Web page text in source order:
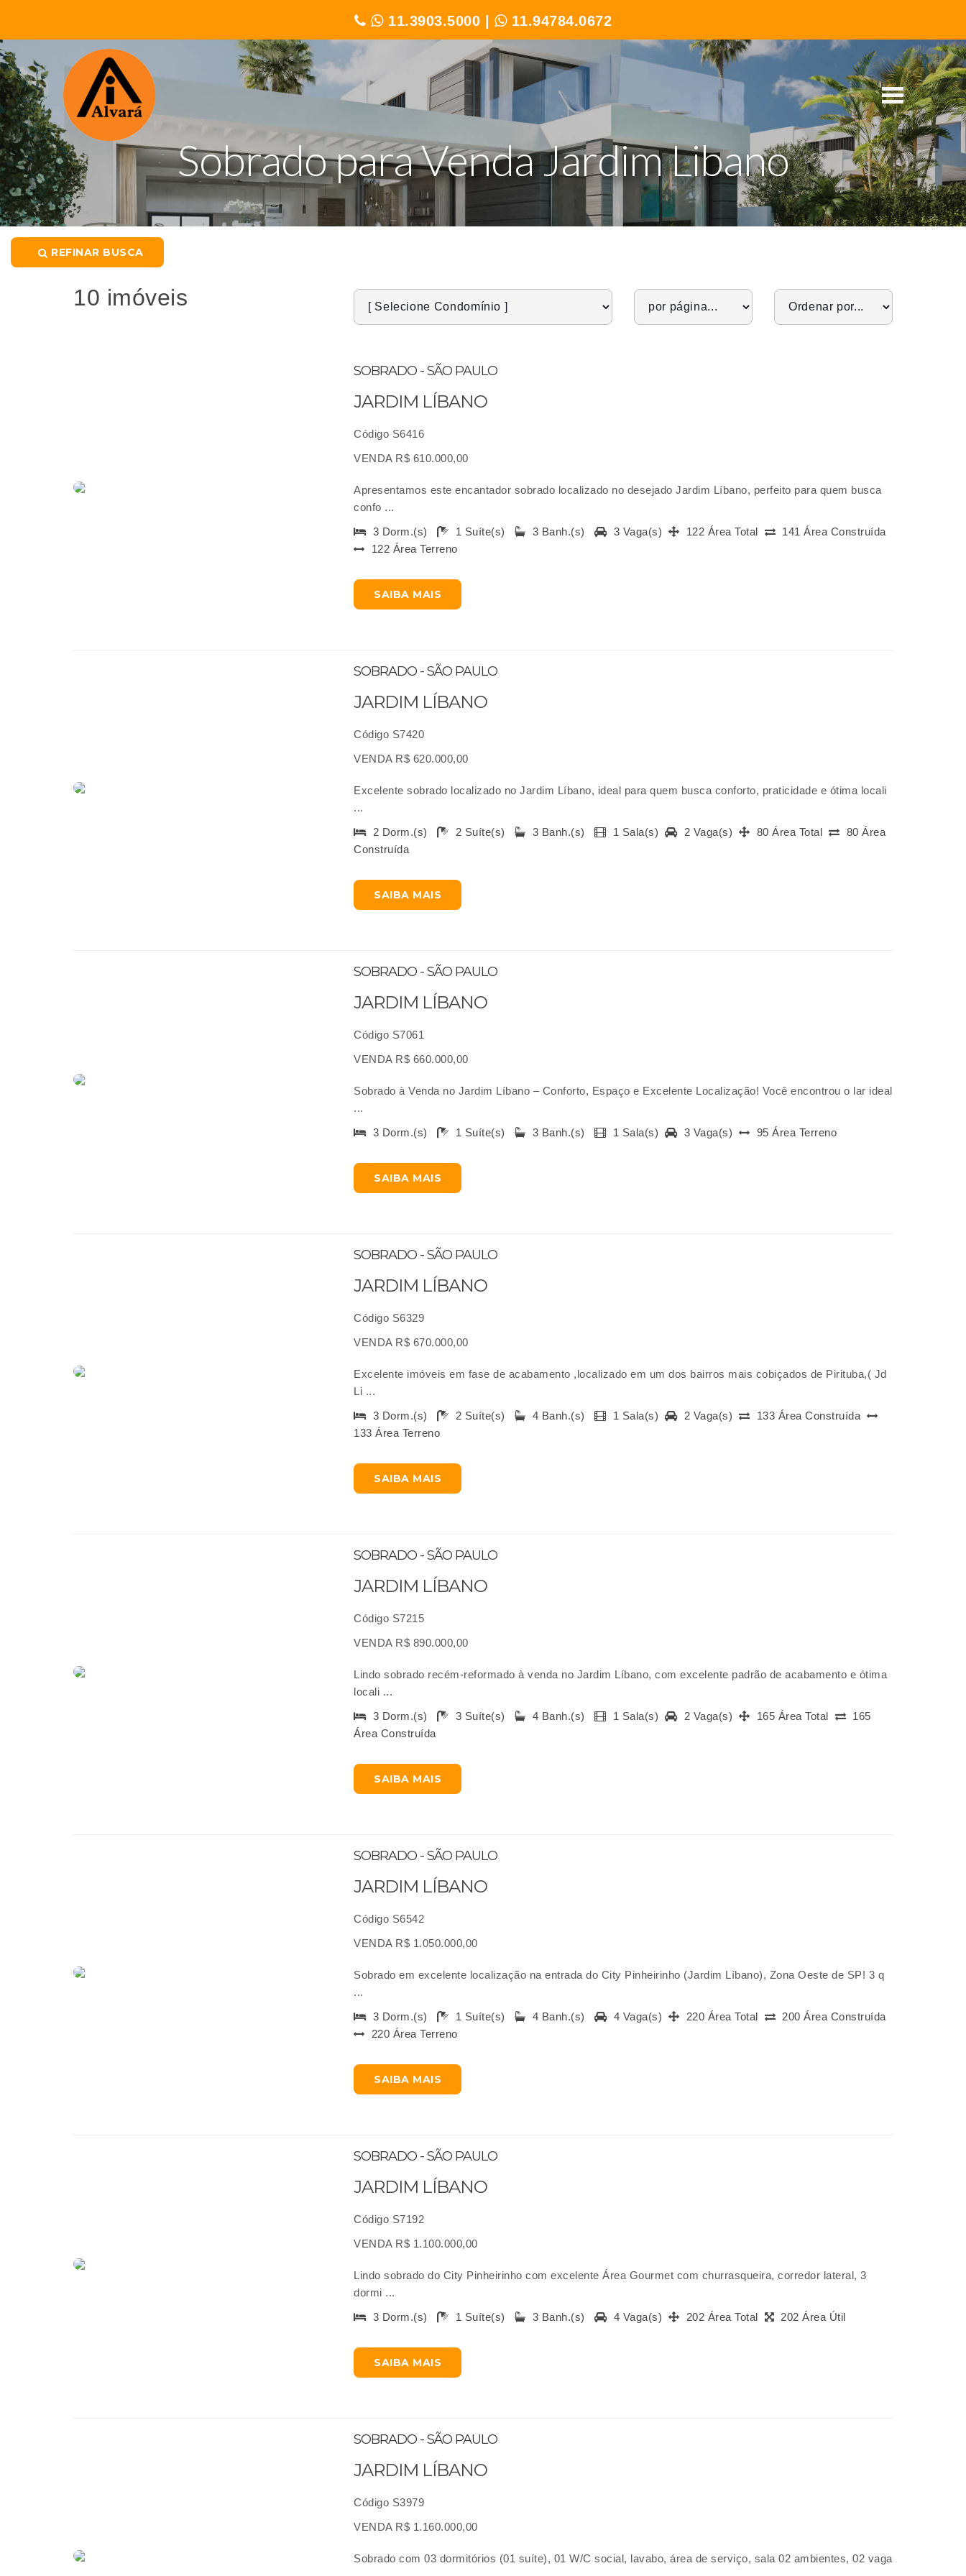
11.3903.5000 11.94784.0672
Sobrado para Venda Jardim Libano
REFINAR BUSCA
10 imóveis
SOBRADO - SÃO PAULO
JARDIM LÍBANO
Código S6416
VENDA R$ 610.000,00
Apresentamos este encantador sobrado localizado no desejado Jardim Líbano, perfeito para quem busca
confo ...
3 Dorm.(s)
1 Suíte(s) 3 Banh.(s) 3 Vaga(s) 122 Área Total
141 Área Construída
122 Área Terreno
SAIBA MAIS
SOBRADO - SÃO PAULO
JARDIM LÍBANO
Código S7420
VENDA R$ 620.000,00
Excelente sobrado localizado no Jardim Líbano, ideal para quem busca conforto, praticidade e ótima locali
...
2 Dorm.(s)
2 Suíte(s) 3 Banh.(s) 1 Sala(s) 2 Vaga(s) 80 Área Total
80 Área
Construída
SAIBA MAIS
SOBRADO - SÃO PAULO
JARDIM LÍBANO
Código S7061
VENDA R$ 660.000,00
Sobrado à Venda no Jardim Líbano – Conforto, Espaço e Excelente Localização! Você encontrou o lar ideal
...
3 Dorm.(s)
1 Suíte(s) 3 Banh.(s) 1 Sala(s) 3 Vaga(s) 95 Área Terreno
SAIBA MAIS
SOBRADO - SÃO PAULO
JARDIM LÍBANO
Código S6329
VENDA R$ 670.000,00
Excelente imóveis em fase de acabamento ,localizado em um dos bairros mais cobiçados de Pirituba,( Jd
Li ...
3 Dorm.(s)
2 Suíte(s) 4 Banh.(s) 1 Sala(s) 2 Vaga(s)
133 Área Construída
133 Área Terreno
SAIBA MAIS
SOBRADO - SÃO PAULO
JARDIM LÍBANO
Código S7215
VENDA R$ 890.000,00
Lindo sobrado recém-reformado à venda no Jardim Líbano, com excelente padrão de acabamento e ótima
locali ...
3 Dorm.(s)
3 Suíte(s) 4 Banh.(s) 1 Sala(s) 2 Vaga(s) 165 Área Total
165
Área Construída
SAIBA MAIS
SOBRADO - SÃO PAULO
JARDIM LÍBANO
Código S6542
VENDA R$ 1.050.000,00
Sobrado em excelente localização na entrada do City Pinheirinho (Jardim Líbano), Zona Oeste de SP! 3 q
...
3 Dorm.(s)
1 Suíte(s) 4 Banh.(s) 4 Vaga(s) 220 Área Total
200 Área Construída
220 Área Terreno
SAIBA MAIS
SOBRADO - SÃO PAULO
JARDIM LÍBANO
Código S7192
VENDA R$ 1.100.000,00
Lindo sobrado do City Pinheirinho com excelente Área Gourmet com churrasqueira, corredor lateral, 3
dormi ...
3 Dorm.(s)
1 Suíte(s) 3 Banh.(s) 4 Vaga(s) 202 Área Total 202 Área Útil
SAIBA MAIS
SOBRADO - SÃO PAULO
JARDIM LÍBANO
Código S3979
VENDA R$ 1.160.000,00
Sobrado com 03 dormitórios (01 suíte), 01 W/C social, lavabo, área de serviço, sala 02 ambientes, 02 vaga